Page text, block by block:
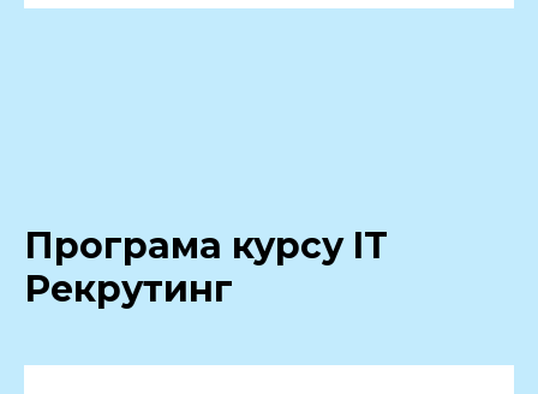
Програма курсу IT
Рекрутинг